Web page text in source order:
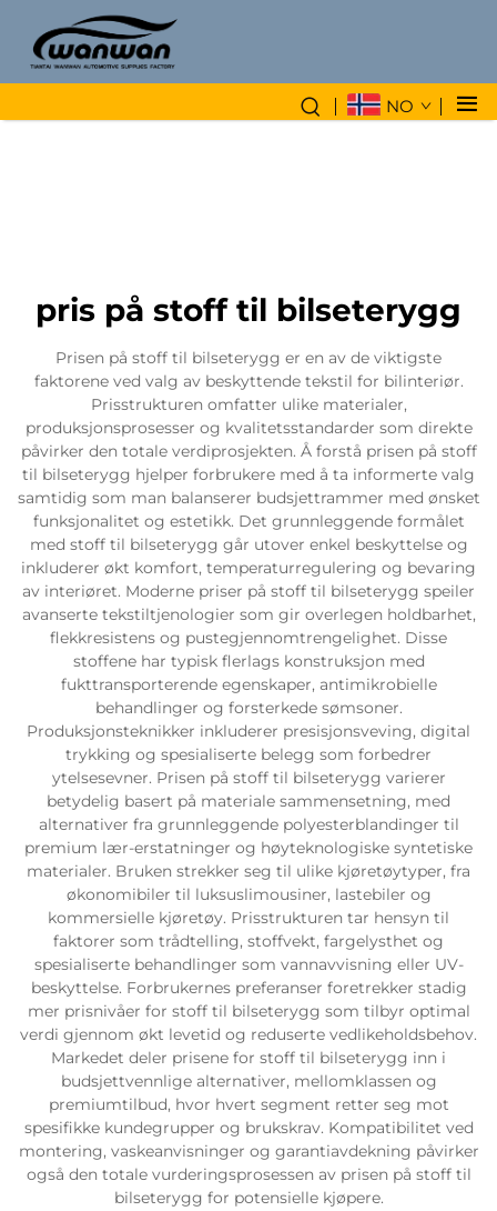
NO
pris på stoff til bilseterygg
Prisen på stoff til bilseterygg er en av de viktigste
faktorene ved valg av beskyttende tekstil for bilinteriør.
Prisstrukturen omfatter ulike materialer,
produksjonsprosesser og kvalitetsstandarder som direkte
påvirker den totale verdiprosjekten. Å forstå prisen på stoff
til bilseterygg hjelper forbrukere med å ta informerte valg
samtidig som man balanserer budsjettrammer med ønsket
funksjonalitet og estetikk. Det grunnleggende formålet
med stoff til bilseterygg går utover enkel beskyttelse og
inkluderer økt komfort, temperaturregulering og bevaring
av interiøret. Moderne priser på stoff til bilseterygg speiler
avanserte tekstiltjenologier som gir overlegen holdbarhet,
flekkresistens og pustegjennomtrengelighet. Disse
stoffene har typisk flerlags konstruksjon med
fukttransporterende egenskaper, antimikrobielle
behandlinger og forsterkede sømsoner.
Produksjonsteknikker inkluderer presisjonsveving, digital
trykking og spesialiserte belegg som forbedrer
ytelsesevner. Prisen på stoff til bilseterygg varierer
betydelig basert på materiale sammensetning, med
alternativer fra grunnleggende polyesterblandinger til
premium lær-erstatninger og høyteknologiske syntetiske
materialer. Bruken strekker seg til ulike kjøretøytyper, fra
økonomibiler til luksuslimousiner, lastebiler og
kommersielle kjøretøy. Prisstrukturen tar hensyn til
faktorer som trådtelling, stoffvekt, fargelysthet og
spesialiserte behandlinger som vannavvisning eller UV-
beskyttelse. Forbrukernes preferanser foretrekker stadig
mer prisnivåer for stoff til bilseterygg som tilbyr optimal
verdi gjennom økt levetid og reduserte vedlikeholdsbehov.
Markedet deler prisene for stoff til bilseterygg inn i
budsjettvennlige alternativer, mellomklassen og
premiumtilbud, hvor hvert segment retter seg mot
spesifikke kundegrupper og brukskrav. Kompatibilitet ved
montering, vaskeanvisninger og garantiavdekning påvirker
også den totale vurderingsprosessen av prisen på stoff til
bilseterygg for potensielle kjøpere.